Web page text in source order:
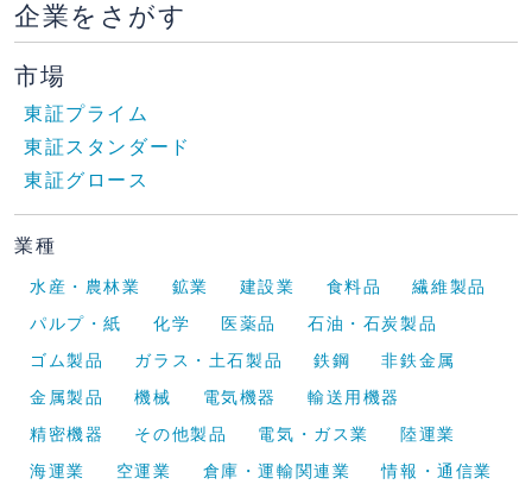
企業をさがす
市場
東証プライム
東証スタンダード
東証グロース
業種
水産・農林業 鉱業 建設業 食料品
繊維製品
パルプ・紙
化学 医薬品
石油・石炭製品
ゴム製品
ガラス・土石製品 鉄鋼
非鉄金属
金属製品
機械 電気機器
輸送用機器
精密機器
その他製品 電気・ガス業
陸運業
海運業
空運業 倉庫・運輸関連業
情報・通信業